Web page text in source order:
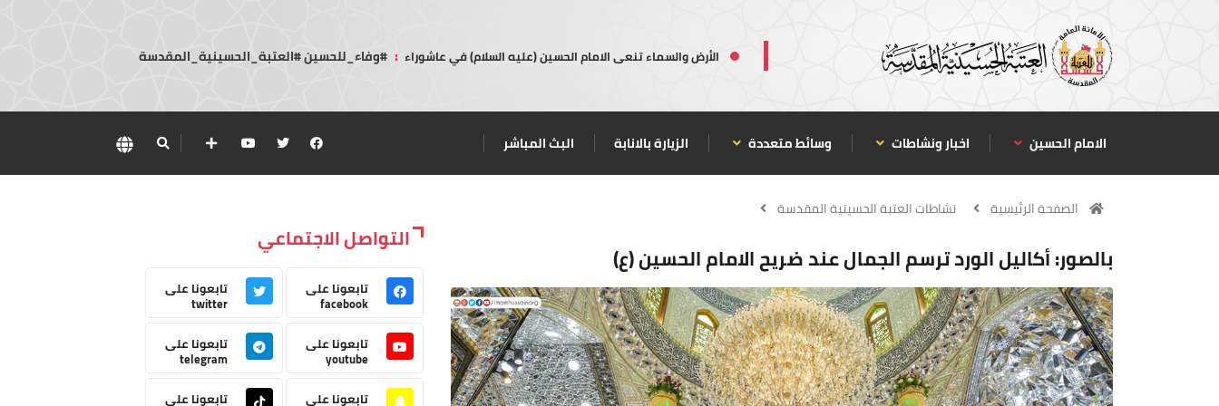
الأرض والسماء تنعى الامام الحسين (عليه السلام) في عاشوراء : #وفاء_للحسين #العتبة_الحسينية_المقدسة
الامام الحسين اخبار ونشاطات وسائط متعددة الزيارة بالانابة البث المباشر
الصفحة الرئيسية نشاطات العتبة الحسينية المقدسة
بالصور: أكاليل الورد ترسم الجمال عند ضريح الامام الحسين (ع)
التواصل الاجتماعي
تابعونا على
facebook
تابعونا على
twitter
تابعونا على
youtube
تابعونا على
telegram
تابعونا على
تابعونا على